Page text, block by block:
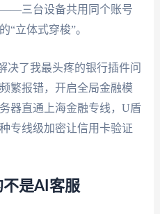
三台设备共用同个账号
“立体式穿梭”。
决了我最头疼的银行插件问
繁报错，开启全局金融模
器直通上海金融专线，U盾
专线级加密让信用卡验证
是AI客服